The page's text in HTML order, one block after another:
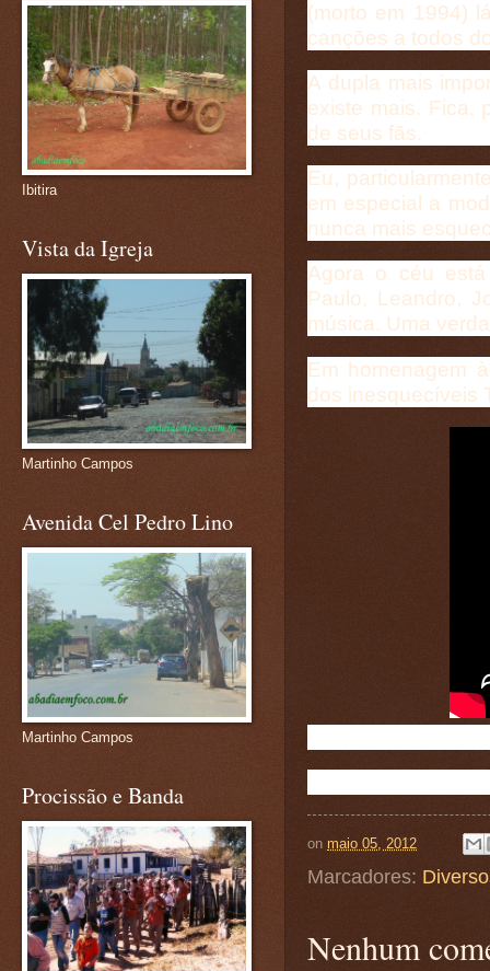
(morto em 1994)
canções a todos
A dupla mais
existe mais. Fica,
de seus fãs.
Eu,
em especial a
nunca mais
Agora o céu
Paulo, Leandro,
música. Uma
Em homenagem
dos inesquecíveis
on maio 05, 2012
Marcadores:
Nenhum
Ibitira
Vista da Igreja
Martinho Campos
Avenida Cel Pedro Lino
Martinho Campos
Procissão e Banda